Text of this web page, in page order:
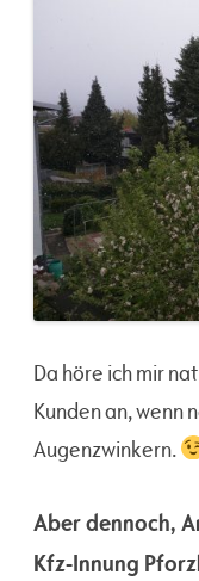
Da höre ich mir
Kunden an, wenn
Augenzwinkern.
Aber dennoch,
Kfz-Innung